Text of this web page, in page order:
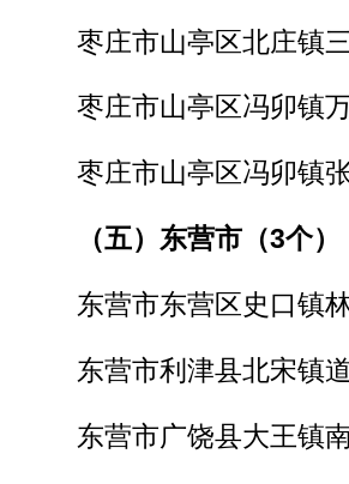
枣庄市山亭区北庄镇
枣庄市山亭区冯卯镇
枣庄市山亭区冯卯镇
（五）东营市（3个）
东营市东营区史口镇
东营市利津县北宋镇
东营市广饶县大王镇